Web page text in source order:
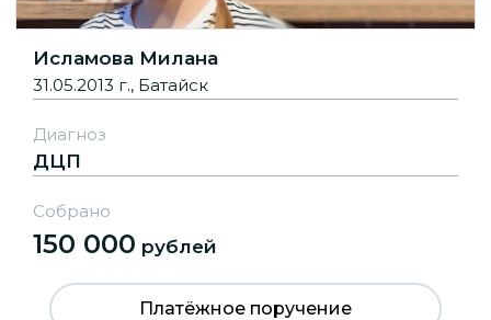
Исламова Милана
31.05.2013 г., Батайск
Диагноз
ДЦП
Собрано
150 000 рублей
Платёжное поручение